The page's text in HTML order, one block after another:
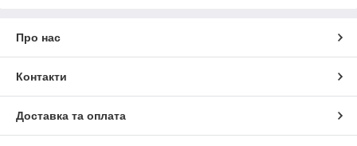
Про нас
Контакти
Доставка та оплата